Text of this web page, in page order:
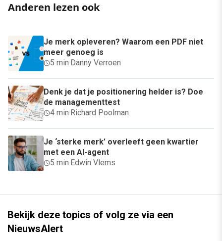
Anderen lezen ook
Je merk opleveren? Waarom een PDF niet
meer genoeg is
5 min· Danny Verroen
Denk je dat je positionering helder is? Doe
de managementtest
4 min· Richard Poolman
Je ‘sterke merk’ overleeft geen kwartier
met een AI-agent
5 min· Edwin Vlems
Bekijk deze topics of volg ze via een
NieuwsAlert